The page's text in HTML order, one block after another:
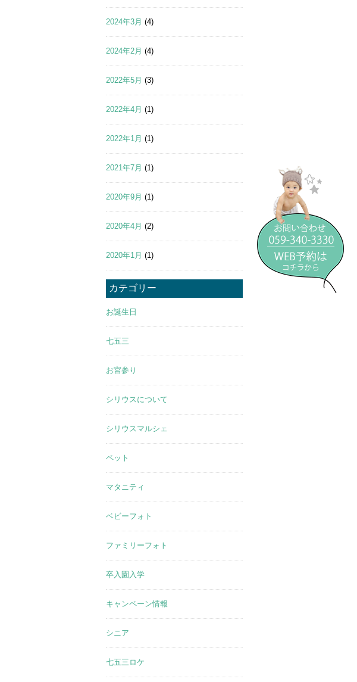
2024年3月 (4)
2024年2月 (4)
2022年5月 (3)
2022年4月 (1)
2022年1月 (1)
2021年7月 (1)
2020年9月 (1)
2020年4月 (2)
2020年1月 (1)
カテゴリー
お誕生日
七五三
お宮参り
シリウスについて
シリウスマルシェ
ペット
マタニティ
ベビーフォト
ファミリーフォト
卒入園入学
キャンペーン情報
シニア
七五三ロケ